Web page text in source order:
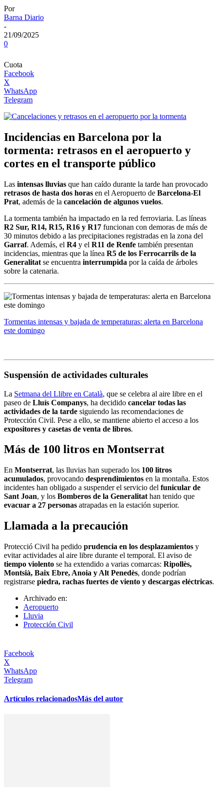
Por
Barna Diario
-
21/09/2025
0
Cuota
Facebook
X
WhatsApp
Telegram
Incidencias en Barcelona por la
tormenta: retrasos en el aeropuerto y
cortes en el transporte público
Las intensas lluvias que han caído durante la tarde han provocado
retrasos de hasta dos horas en el Aeropuerto de Barcelona-El
Prat, además de la cancelación de algunos vuelos.
La tormenta también ha impactado en la red ferroviaria. Las líneas
R2 Sur, R14, R15, R16 y R17 funcionan con demoras de más de
30 minutos debido a las precipitaciones registradas en la zona del
Garraf. Además, el R4 y el R11 de Renfe también presentan
incidencias, mientras que la línea R5 de los Ferrocarrils de la
Generalitat se encuentra interrumpida por la caída de árboles
sobre la catenaria.
Tormentas intensas y bajada de temperaturas: alerta en Barcelona
este domingo
Suspensión de actividades culturales
La Setmana del Llibre en Català, que se celebra al aire libre en el
paseo de Lluís Companys, ha decidido cancelar todas las
actividades de la tarde siguiendo las recomendaciones de
Protección Civil. Pese a ello, se mantiene abierto el acceso a los
expositores y casetas de venta de libros.
Más de 100 litros en Montserrat
En Montserrat, las lluvias han superado los 100 litros
acumulados, provocando desprendimientos en la montaña. Estos
incidentes han obligado a suspender el servicio del funicular de
Sant Joan, y los Bomberos de la Generalitat han tenido que
evacuar a 27 personas atrapadas en la estación superior.
Llamada a la precaución
Protecció Civil ha pedido prudencia en los desplazamientos y
evitar actividades al aire libre durante el temporal. El aviso de
tiempo violento se ha extendido a varias comarcas: Ripollès,
Montsià, Baix Ebre, Anoia y Alt Penedès, donde podrían
registrarse piedra, rachas fuertes de viento y descargas eléctricas.
Archivado en:
Aeropuerto
Lluvia
Protección Civil
Facebook
X
WhatsApp
Telegram
Artículos relacionadosMás del autor